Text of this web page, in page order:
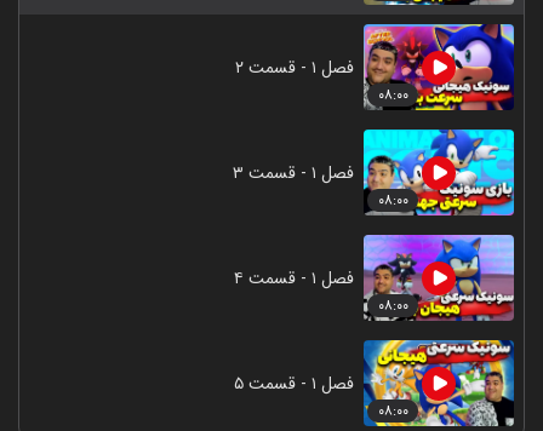
۰۸:۰۰
فصل ۱ - قسمت ۲
۰۸:۰۰
فصل ۱ - قسمت ۳
۰۸:۰۰
فصل ۱ - قسمت ۴
۰۸:۰۰
فصل ۱ - قسمت ۵